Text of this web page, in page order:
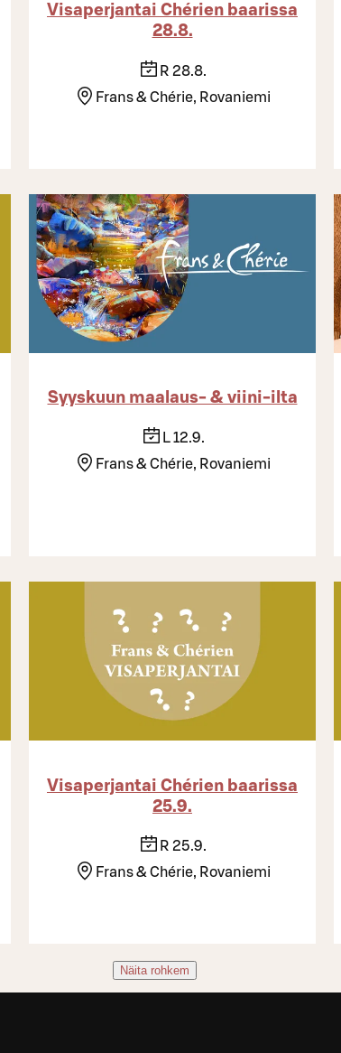
Visaperjantai Chérien baarissa
28.8.
R 28.8.
Frans & Chérie, Rovaniemi
Syyskuun maalaus- & viini-ilta
L 12.9.
Frans & Chérie, Rovaniemi
Visaperjantai Chérien baarissa
25.9.
R 25.9.
Frans & Chérie, Rovaniemi
Näita rohkem